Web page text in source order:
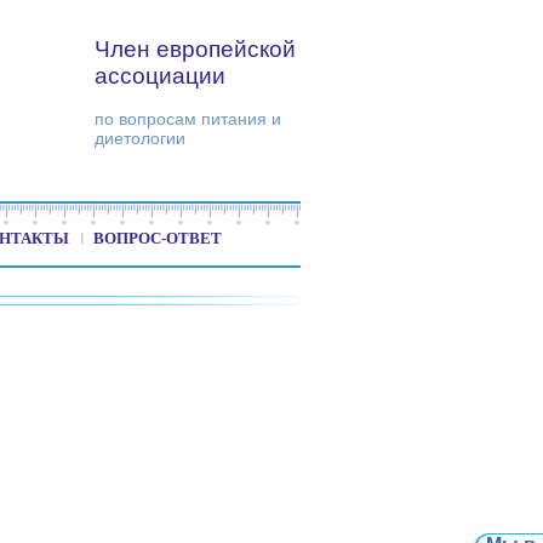
Член европейской
ассоциации
по вопросам питания и
диетологии
ВОПРОС-ОТВЕТ